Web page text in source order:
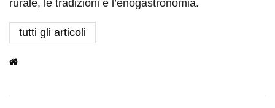
rurale, le tradizioni e l’enogastronomia.
tutti gli articoli